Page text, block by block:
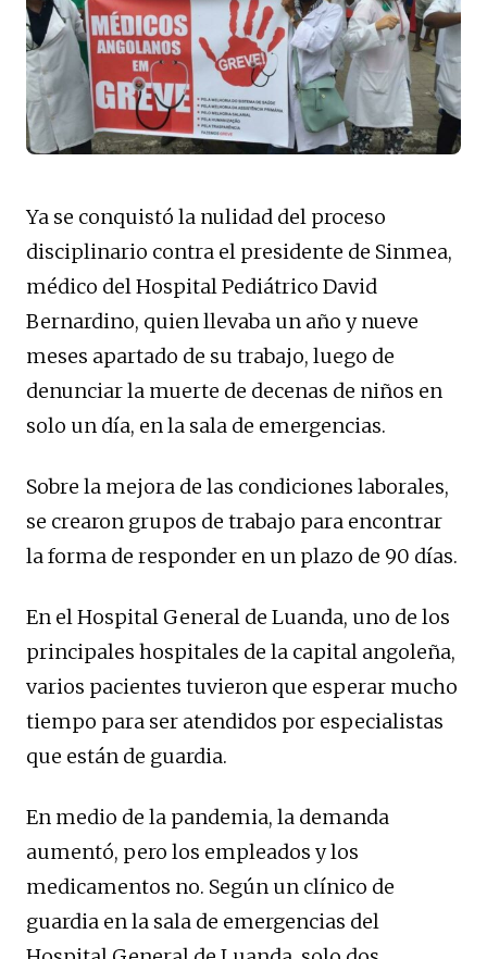
Ya se conquistó la nulidad del proceso
disciplinario contra el presidente de Sinmea,
médico del Hospital Pediátrico David
Bernardino, quien llevaba un año y nueve
meses apartado de su trabajo, luego de
denunciar la muerte de decenas de niños en
solo un día, en la sala de emergencias.
Sobre la mejora de las condiciones laborales,
se crearon grupos de trabajo para encontrar
la forma de responder en un plazo de 90 días.
En el Hospital General de Luanda, uno de los
principales hospitales de la capital angoleña,
varios pacientes tuvieron que esperar mucho
tiempo para ser atendidos por especialistas
que están de guardia.
En medio de la pandemia, la demanda
aumentó, pero los empleados y los
medicamentos no. Según un clínico de
guardia en la sala de emergencias del